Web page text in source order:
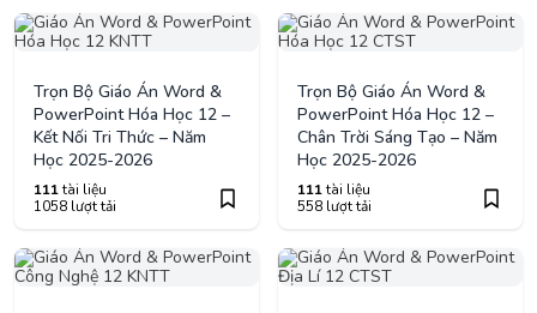
Trọn Bộ Giáo Án Word &
PowerPoint Hóa Học 12 –
Kết Nối Tri Thức – Năm
Học 2025-2026
111tài liệu
1058 lượt tải
Trọn Bộ Giáo Án Word &
PowerPoint Hóa Học 12 –
Chân Trời Sáng Tạo – Năm
Học 2025-2026
111tài liệu
558 lượt tải